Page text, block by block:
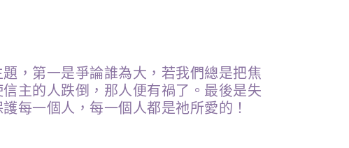
，第一是爭論誰為大，若我們總是把焦
主的人跌倒，那人便有禍了。最後是失
每一個人，每一個人都是祂所愛的！